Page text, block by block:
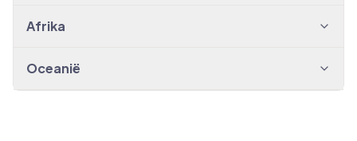
Afrika
Oceanië